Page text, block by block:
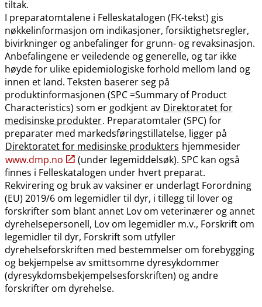
tiltak.
I preparatomtalene i Felleskatalogen (FK-tekst) gis
nøkkelinformasjon om indikasjoner, forsiktighetsregler,
bivirkninger og anbefalinger for grunn- og revaksinasjon.
Anbefalingene er veiledende og generelle, og tar ikke
høyde for ulike epidemiologiske forhold mellom land og
innen et land. Teksten baserer seg på
produktinformasjonen (SPC =Summary of Product
Characteristics) som er godkjent av Direktoratet for
medisinske produkter. Preparatomtaler (SPC) for
preparater med markedsføringstillatelse, ligger på
Direktoratet for medisinske produkters hjemmesider
www.dmp.no
(under legemiddelsøk). SPC kan også
finnes i Felleskatalogen under hvert preparat.
Rekvirering og bruk av vaksiner er underlagt Forordning
(EU) 2019/6 om legemidler til dyr, i tillegg til lover og
forskrifter som blant annet Lov om veterinærer og annet
dyrehelsepersonell, Lov om legemidler m.v., Forskrift om
legemidler til dyr, Forskrift som utfyller
dyrehelseforskriften med bestemmelser om forebygging
og bekjempelse av smittsomme dyresykdommer
(dyresykdomsbekjempelsesforskriften) og andre
forskrifter om dyrehelse.